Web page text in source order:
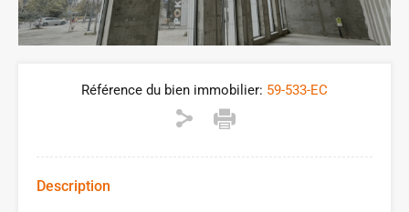
Référence du bien immobilier: 59-533-EC
Description